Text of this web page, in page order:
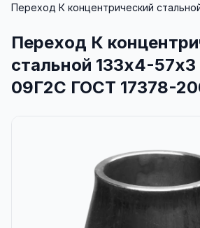
Переход К концентрический
Переход К
стальной 133х4-57х3
09Г2С ГОСТ 17378-